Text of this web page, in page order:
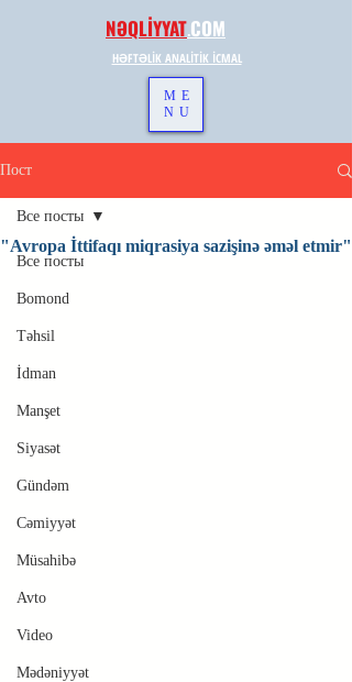
NƏQLİYYAT.COM
HƏFTƏLİK ANALİTİK İCMAL
ME
NU
Пост
Все посты
Bomond
Təhsil
İdman
Manşet
Siyasət
Gündəm
Cəmiyyət
Müsahibə
Avto
Video
Mədəniyyət
Все посты
"Avropa İttifaqı miqrasiya sazişinə əməl etmir"